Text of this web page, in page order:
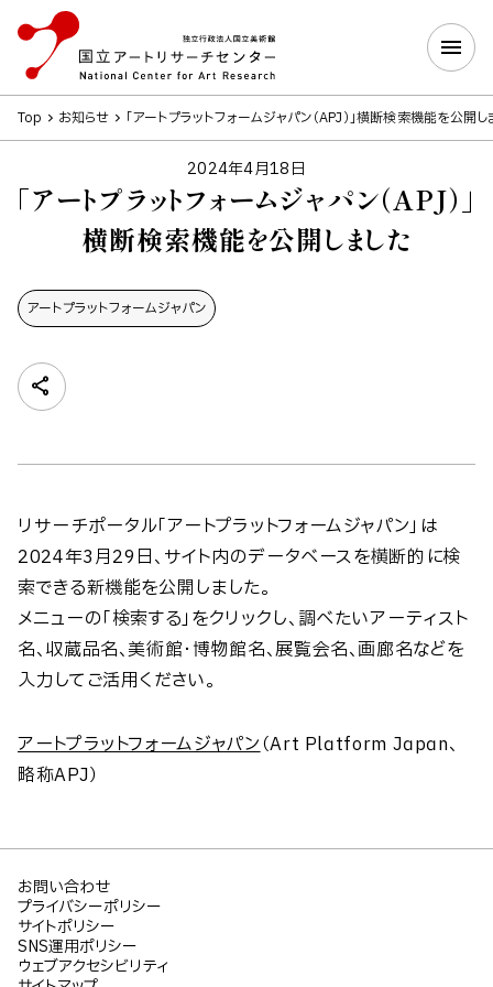
Top お知らせ 「アートプラットフォームジャパン（APJ）」横断検索機能を公開し
2024年4月18日
「アートプラットフォームジャパン（APJ）」
横断検索機能を公開しました
アートプラットフォームジャパン
リサーチポータル「アートプラットフォームジャパン」は
2024年3月29日、サイト内のデータベースを横断的に検
索できる新機能を公開しました。
メニューの「検索する」をクリックし、調べたいアーティスト
名、収蔵品名、美術館・博物館名、展覧会名、画廊名などを
入力してご活用ください。
アートプラットフォームジャパン（Art Platform Japan、
略称APJ）
お問い合わせ
プライバシーポリシー
サイトポリシー
SNS運用ポリシー
ウェブアクセシビリティ